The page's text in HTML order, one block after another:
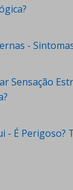
-
Sensação
- É Perigoso?